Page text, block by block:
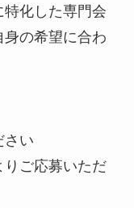
化した専門会
の希望に合わ
さい
りご応募いただ